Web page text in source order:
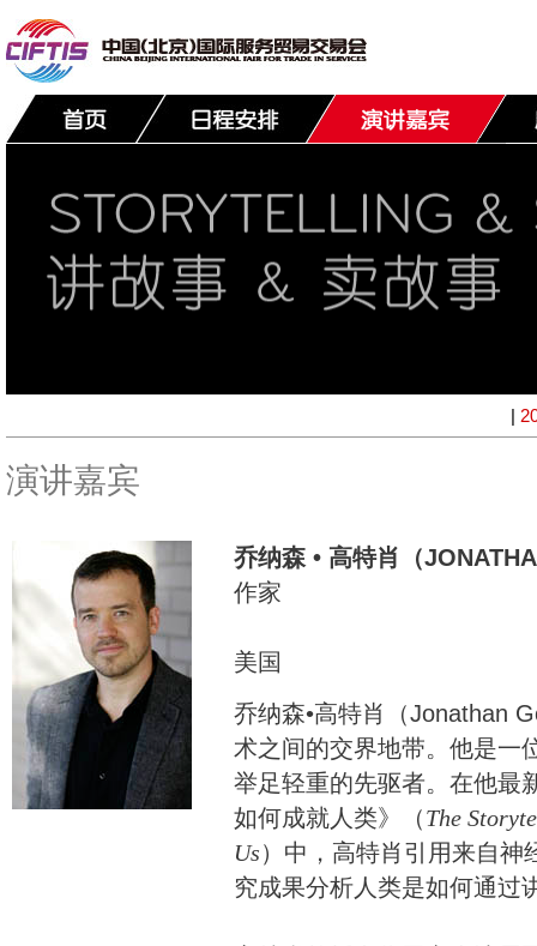
|
演讲嘉宾
乔纳森 • 高特肖（
作家
美国
乔纳森•高特肖（Jonathan
术之间的交界地带。他是一
举足轻重的先驱者。在他最
如何成就人类》（The
Us）中，高特肖引用来自神
究成果分析人类是如何通过